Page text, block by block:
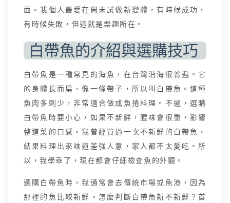
面。我個人最愛在周末試做新變體，有時候成功，
有時候失敗，但這就是樂趣所在。
白帶魚的介紹與選購技巧
白帶魚是一種常見的海魚，在台灣沿海很普遍。它
的身體長而扁，像一條帶子，所以叫白帶魚。這種
魚肉多刺少，非常適合做成魚捲料理。不過，選購
白帶魚時要小心，如果不新鮮，腥味會很重，影響
整道菜的口感。我曾經買過一次不新鮮的白帶魚，
結果料理出來味道差強人意，家人都不太愛吃。所
以，我學乖了，現在都會仔細檢查魚的外觀。
選購白帶魚時，我通常會去傳統市場或魚港，因為
那裡的魚比較新鮮。怎麼判斷白帶魚新不新鮮？首